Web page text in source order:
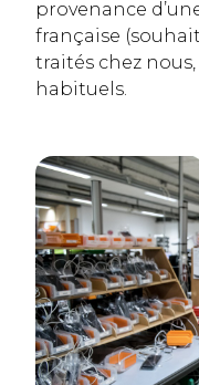
provenance
française
traités chez
habituels.